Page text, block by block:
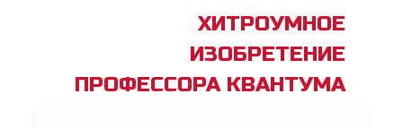
ХИТРОУМНОЕ
ИЗОБРЕТЕНИЕ
ПРОФЕССОРА КВАНТУМА